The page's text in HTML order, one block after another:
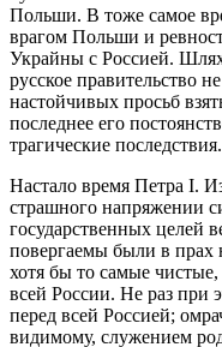
Польши. В тоже самое
врагом Польши и
Украйны с Россией.
русское правительство
настойчивых просьб
последнее его
трагические последствия.
Настало время Петра I.
страшного напряжении
государственных целей
повергаемы были в прах
хотя бы то самые
всей России. Не раз при
перед всей Россией;
видимому, служением